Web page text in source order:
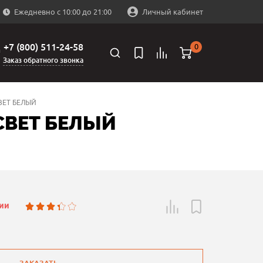
Ежедневно с 10:00 до 21:00 Личный кабинет
+7 (800) 511-24-58
Заказ обратного звонка
0
БЕЛЫЙ
СВЕТ БЕЛЫЙ